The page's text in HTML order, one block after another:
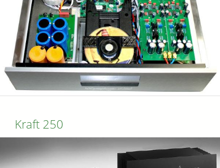
Kraft 250